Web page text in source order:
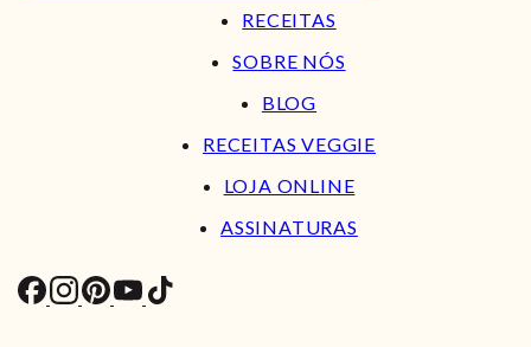
RECEITAS
SOBRE NÓS
BLOG
RECEITAS VEGGIE
LOJA ONLINE
ASSINATURAS